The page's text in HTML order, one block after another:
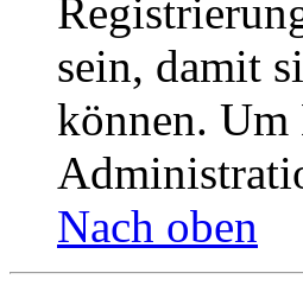
sein, damit
können. Um
Nach oben